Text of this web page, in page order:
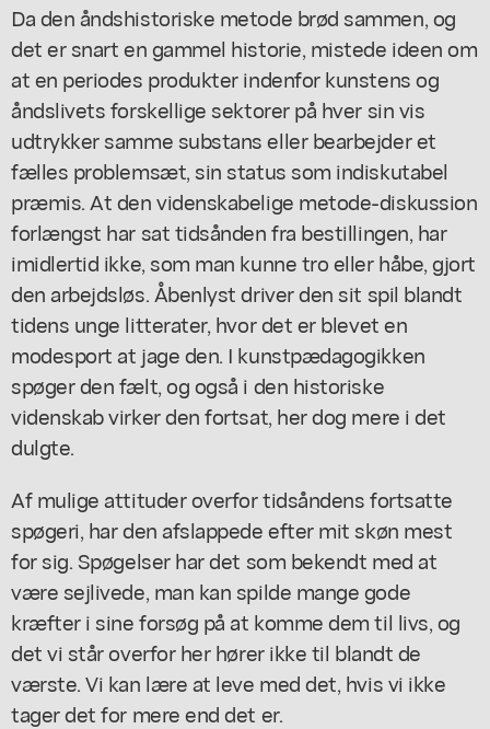
Da den åndshistoriske metode brød sammen, og
det er snart en gammel historie, mistede ideen om
at en periodes produkter indenfor kunstens og
åndslivets forskellige sektorer på hver sin vis
udtrykker samme substans eller bearbejder et
fælles problemsæt, sin status som indiskutabel
præmis. At den videnskabelige metode-diskussion
forlængst har sat tidsånden fra bestillingen, har
imidlertid ikke, som man kunne tro eller håbe, gjort
den arbejdsløs. Åbenlyst driver den sit spil blandt
tidens unge litterater, hvor det er blevet en
modesport at jage den. I kunstpædagogikken
spøger den fælt, og også i den historiske
videnskab virker den fortsat, her dog mere i det
dulgte.
Af mulige attituder overfor tidsåndens fortsatte
spøgeri, har den afslappede efter mit skøn mest
for sig. Spøgelser har det som bekendt med at
være sejlivede, man kan spilde mange gode
kræfter i sine forsøg på at komme dem til livs, og
det vi står overfor her hører ikke til blandt de
værste. Vi kan lære at leve med det, hvis vi ikke
tager det for mere end det er.